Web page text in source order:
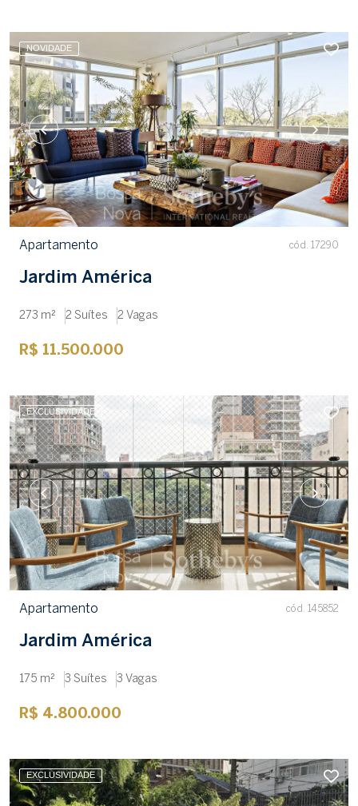
NOVIDADE
Apartamento cód. 17290
Jardim América
273 m² 2 Suítes 2 Vagas
R$ 11.500.000
EXCLUSIVIDADE
Apartamento cód. 145852
Jardim América
175 m² 3 Suítes 3 Vagas
R$ 4.800.000
EXCLUSIVIDADE